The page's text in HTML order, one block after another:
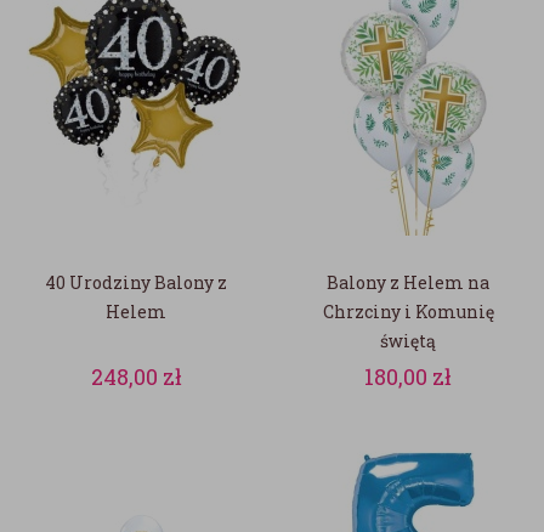
40 Urodziny Balony z
Helem
248,00 zł
Balony z Helem na
Chrzciny i Komunię
świętą
180,00 zł